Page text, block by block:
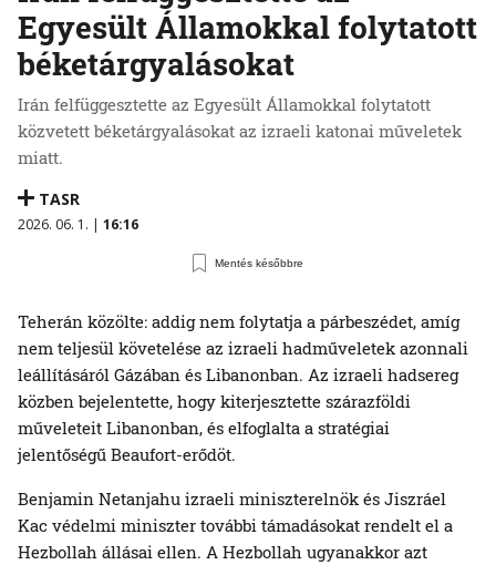
Egyesült Államokkal folytatott
béketárgyalásokat
Irán felfüggesztette az Egyesült Államokkal folytatott
közvetett béketárgyalásokat az izraeli katonai műveletek
miatt.
TASR
2026. 06. 1. | 16:16
Mentés későbbre
Teherán közölte: addig nem folytatja a párbeszédet, amíg
nem teljesül követelése az izraeli hadműveletek azonnali
leállításáról Gázában és Libanonban. Az izraeli hadsereg
közben bejelentette, hogy kiterjesztette szárazföldi
műveleteit Libanonban, és elfoglalta a stratégiai
jelentőségű Beaufort-erődöt.
Benjamin Netanjahu izraeli miniszterelnök és Jiszráel
Kac védelmi miniszter további támadásokat rendelt el a
Hezbollah állásai ellen. A Hezbollah ugyanakkor azt